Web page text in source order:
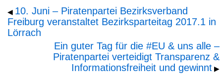
◀ 10. Juni – Piratenpartei Bezirksverband
Freiburg veranstaltet Bezirksparteitag 2017.1 in
Lörrach
Ein guter Tag für die #EU & uns alle –
Piratenpartei verteidigt Transparenz &
Informationsfreiheit und gewinnt ▶